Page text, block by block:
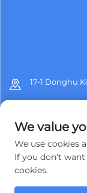
17-1 Donghu
[email
Müəllif hüquqları
We value
We use cookies
If you don't want
cookies.